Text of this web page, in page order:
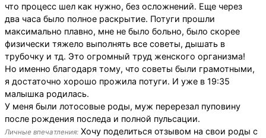
что процесс шел как нужно, без осложнений. Еще через
два часа было полное раскрытие. Потуги прошли
максимально плавно, мне не было больно, было скорее
физически тяжело выполнять все советы, дышать в
трубочку и тд. Это огромный труд женского организма!
Но именно благодаря тому, что советы были грамотными,
я достаточно хорошо прожила потуги. И уже в 19:35
малышка родилась.
У меня были лотосовые роды, муж перерезал пуповину
после рождения последа и полной пульсации.
Личные впечатления: Хочу поделиться отзывом на свои роды с